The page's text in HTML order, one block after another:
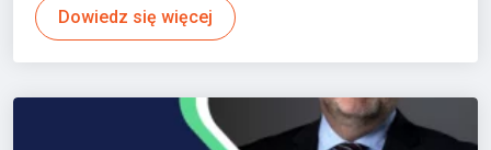
Dowiedz się więcej